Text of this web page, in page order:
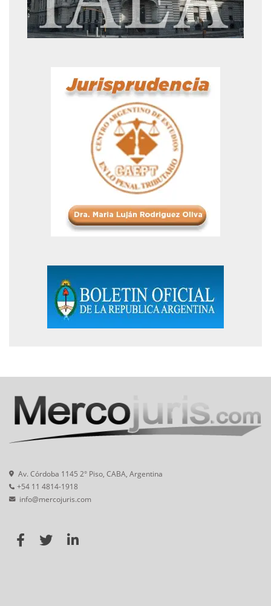
Av. Córdoba 1145 2° Piso, CABA, Argentina
+54 11 4814-1918
info@mercojuris.com